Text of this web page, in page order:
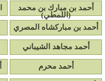
أحمد بن مبارك بن محمد
(اللمطي)
أحمد بن مباركشاه المصري
أحمد مجاهد الشيباني
أحمد محرم